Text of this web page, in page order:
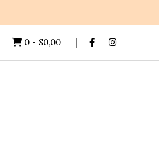
0 - $0,00